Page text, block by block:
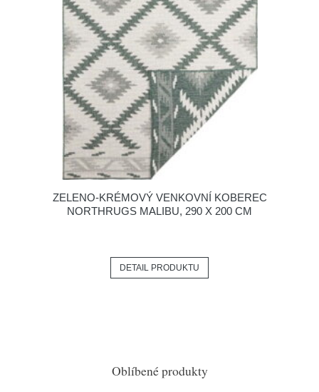
ZELENO-KRÉMOVÝ VENKOVNÍ KOBEREC
NORTHRUGS MALIBU, 290 X 200 CM
DETAIL PRODUKTU
Oblíbené produkty